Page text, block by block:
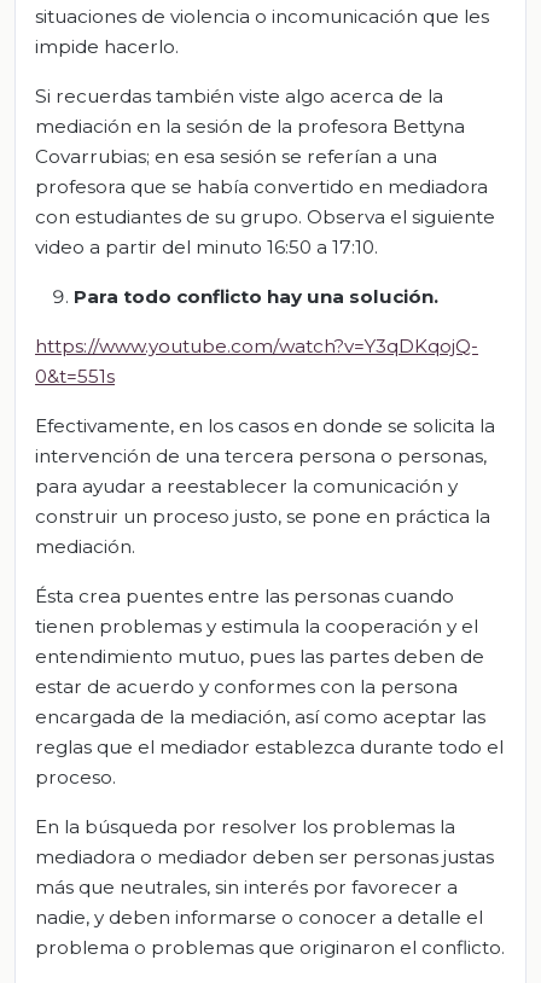
situaciones de violencia o incomunicación que les
impide hacerlo.
Si recuerdas también viste algo acerca de la
mediación en la sesión de la profesora Bettyna
Covarrubias; en esa sesión se referían a una
profesora que se había convertido en mediadora
con estudiantes de su grupo. Observa el siguiente
video a partir del minuto 16:50 a 17:10.
Para todo conflicto hay una solución.
https://www.youtube.com/watch?v=Y3qDKqojQ-
0&t=551s
Efectivamente, en los casos en donde se solicita la
intervención de una tercera persona o personas,
para ayudar a reestablecer la comunicación y
construir un proceso justo, se pone en práctica la
mediación.
Ésta crea puentes entre las personas cuando
tienen problemas y estimula la cooperación y el
entendimiento mutuo, pues las partes deben de
estar de acuerdo y conformes con la persona
encargada de la mediación, así como aceptar las
reglas que el mediador establezca durante todo el
proceso.
En la búsqueda por resolver los problemas la
mediadora o mediador deben ser personas justas
más que neutrales, sin interés por favorecer a
nadie, y deben informarse o conocer a detalle el
problema o problemas que originaron el conflicto.